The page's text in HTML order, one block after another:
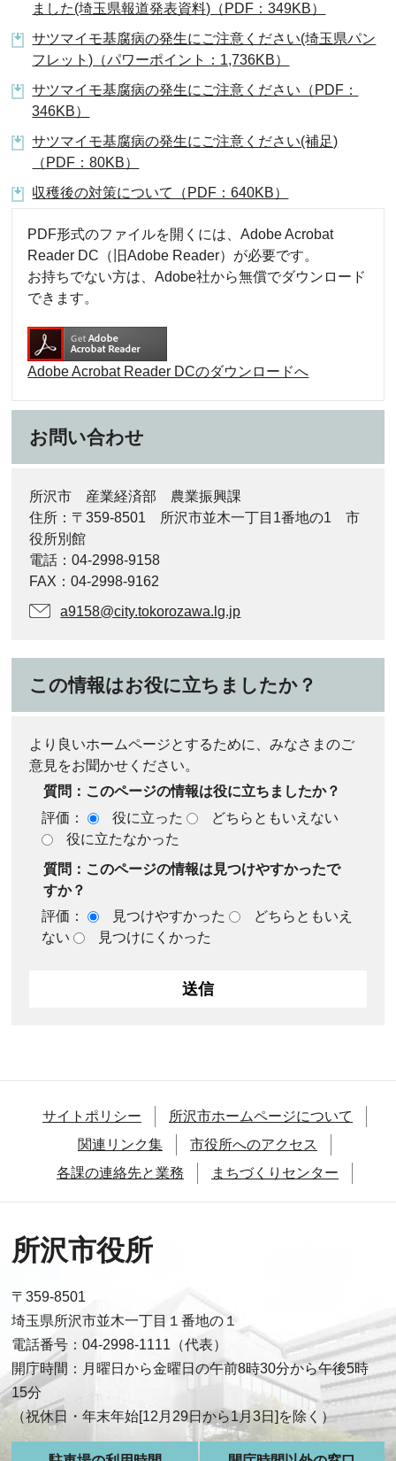
ました(埼玉県報道発表資料)（PDF：349KB）
サツマイモ基腐病の発生にご注意ください(埼玉県パン
フレット)（パワーポイント：1,736KB）
サツマイモ基腐病の発生にご注意ください（PDF：
346KB）
サツマイモ基腐病の発生にご注意ください(補足)
（PDF：80KB）
収穫後の対策について（PDF：640KB）
PDF形式のファイルを開くには、Adobe Acrobat
Reader DC（旧Adobe Reader）が必要です。
お持ちでない方は、Adobe社から無償でダウンロード
できます。
Adobe Acrobat Reader DCのダウンロードへ
お問い合わせ
所沢市 産業経済部 農業振興課
住所：〒359-8501 所沢市並木一丁目1番地の1 市
役所別館
電話：04-2998-9158
FAX：04-2998-9162
a9158@city.tokorozawa.lg.jp
この情報はお役に立ちましたか？
より良いホームページとするために、みなさまのご
意見をお聞かせください。
質問：このページの情報は役に立ちましたか？
評価：
役に立った
どちらともいえない
役に立たなかった
質問：このページの情報は見つけやすかったで
すか？
評価：
見つけやすかった
どちらともいえ
ない
見つけにくかった
サイトポリシー
所沢市ホームページについて
関連リンク集
市役所へのアクセス
各課の連絡先と業務
まちづくりセンター
所沢市役所
〒359-8501
埼玉県所沢市並木一丁目１番地の１
電話番号：04-2998-1111（代表）
開庁時間：月曜日から金曜日の午前8時30分から午後5時
15分
（祝休日・年末年始[12月29日から1月3日]を除く）